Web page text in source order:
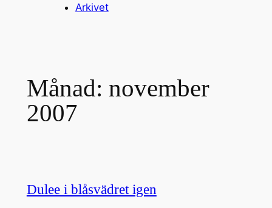
Arkivet
Månad: november
2007
Dulee i blåsvädret igen